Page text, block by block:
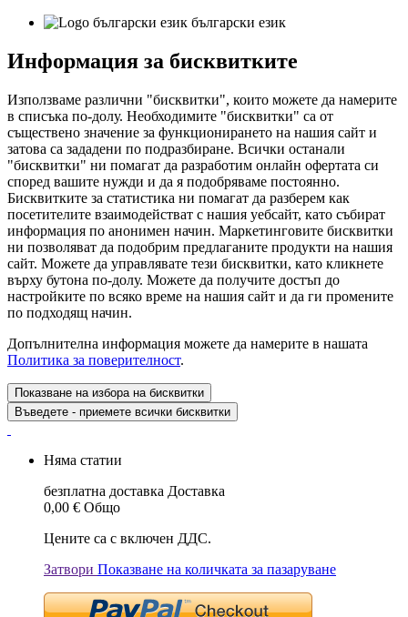
български език
Информация за бисквитките
Използваме различни "бисквитки", които можете да намерите
в списъка по-долу. Необходимите "бисквитки" са от
съществено значение за функционирането на нашия сайт и
затова са зададени по подразбиране. Всички останали
"бисквитки" ни помагат да разработим онлайн офертата си
според вашите нужди и да я подобряваме постоянно.
Бисквитките за статистика ни помагат да разберем как
посетителите взаимодействат с нашия уебсайт, като събират
информация по анонимен начин. Маркетинговите бисквитки
ни позволяват да подобрим предлаганите продукти на нашия
сайт. Можете да управлявате тези бисквитки, като кликнете
върху бутона по-долу. Можете да получите достъп до
настройките по всяко време на нашия сайт и да ги промените
по подходящ начин.
Допълнителна информация можете да намерите в нашата
Политика за поверителност.
Показване на избора на бисквитки
Въведете - приемете всички бисквитки
Няма статии
безплатна доставка Доставка
0,00 € Общо
Цените са с включен ДДС.
Затвори Показване на количката за пазаруване